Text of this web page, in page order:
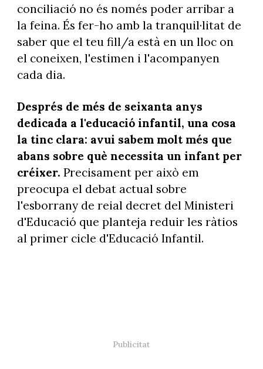
conciliació no és només poder arribar a
la feina. És fer-ho amb la tranquil·litat de
saber que el teu fill/a està en un lloc on
el coneixen, l'estimen i l'acompanyen
cada dia.
Després de més de seixanta anys
dedicada a l'educació infantil, una cosa
la tinc clara: avui sabem molt més que
abans sobre què necessita un infant per
créixer. Precisament per això em
preocupa el debat actual sobre
l'esborrany de reial decret del Ministeri
d'Educació que planteja reduir les ràtios
al primer cicle d'Educació Infantil.